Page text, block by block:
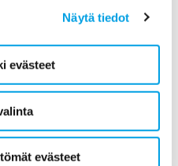
Näytä tiedot
evästeet
evästeet